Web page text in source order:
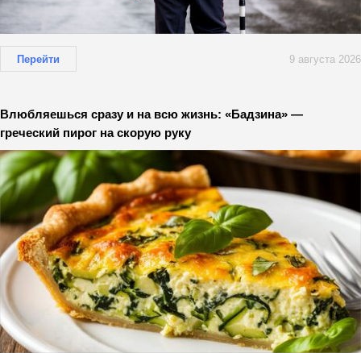
Перейти 9 августа 2026
Влюбляешься сразу и на всю жизнь: «Бадзина» —
греческий пирог на скорую руку